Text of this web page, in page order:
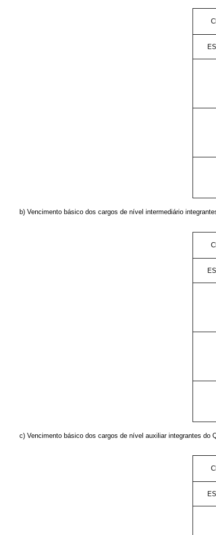
b) Vencimento básico dos cargos de nível intermediário
c) Vencimento básico dos cargos de nível auxiliar integrantes do